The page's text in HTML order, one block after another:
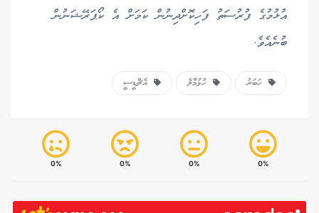
އުޅުމުގެ ފުރުސަތު ފަހިކޮށްދިނުން ކަމަށް އެ ކޯޕަރޭޝަނުން
ބުނެއެވެ.
ހަބަރު ހުޅުމާލެ އެޗްޑީސީ
0%
0%
0%
0%